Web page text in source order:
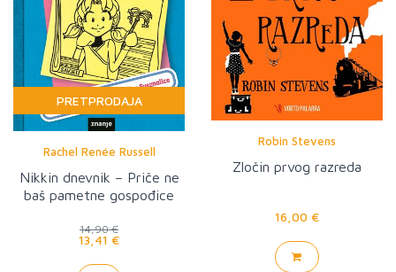
PRETPRODAJA
Rachel Renée Russell
Nikkin dnevnik – Priče ne
baš pametne gospođice
14,90 €
13,41 €
Robin Stevens
Zločin prvog razreda
16,00 €